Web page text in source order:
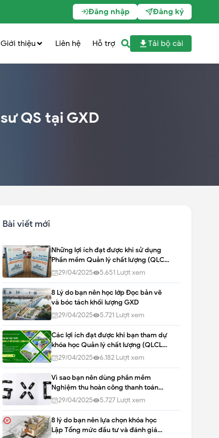
Đăng nhập Đăng ký
Giới thiệu Liên hệ Hỗ trợ Tải bộ cài
QS tại GXD
Bài viết mới
Những lợi ích đạt được khi sử dụng
Phần mềm Quản lý chất lượng (QLCL
GXD)
29/04/2025 5.651 Lượt xem
8 Lý do bạn nên học lớp Đọc bản vẽ
và bóc tách khối lượng GXD
29/04/2025
5.721 Lượt xem
Các lợi ích đạt được khi bạn tham dự
khóa học Quản lý chất lượng (QLCL)
tại Giá Xây Dựng
29/04/2025 6.182 Lượt xem
Vì sao bạn nên dùng phần mềm
Nghiệm thu hoàn công thanh toán
quyết toán ?
29/04/2025 5.727 Lượt xem
8 lý do bạn nên lựa chọn khóa học
Lập Tổng mức đầu tư và đánh giá